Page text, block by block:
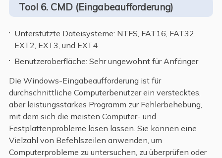
Tool 6. CMD (Eingabeaufforderung)
Unterstützte Dateisysteme: NTFS, FAT16, FAT32,
EXT2, EXT3, und EXT4
Benutzeroberfläche: Sehr ungewohnt für Anfänger
Die Windows-Eingabeaufforderung ist für
durchschnittliche Computerbenutzer ein verstecktes,
aber leistungsstarkes Programm zur Fehlerbehebung,
mit dem sich die meisten Computer- und
Festplattenprobleme lösen lassen. Sie können eine
Vielzahl von Befehlszeilen anwenden, um
Computerprobleme zu untersuchen, zu überprüfen oder